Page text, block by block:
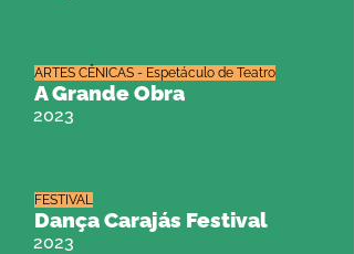
A Grande Obra
2023
ARTES CÊNICAS - Espetáculo de Teatro
Dança Carajás Festival
2023
FESTIVAL